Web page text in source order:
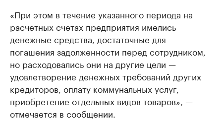
«При этом в течение указанного периода на
расчетных счетах предприятия имелись
денежные средства, достаточные для
погашения задолженности перед сотрудником,
но расходовались они на другие цели —
удовлетворение денежных требований других
кредиторов, оплату коммунальных услуг,
приобретение отдельных видов товаров», —
отмечается в сообщении.